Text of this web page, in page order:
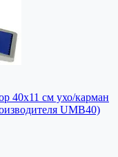
40х11 см ухо/карман
UMB40)